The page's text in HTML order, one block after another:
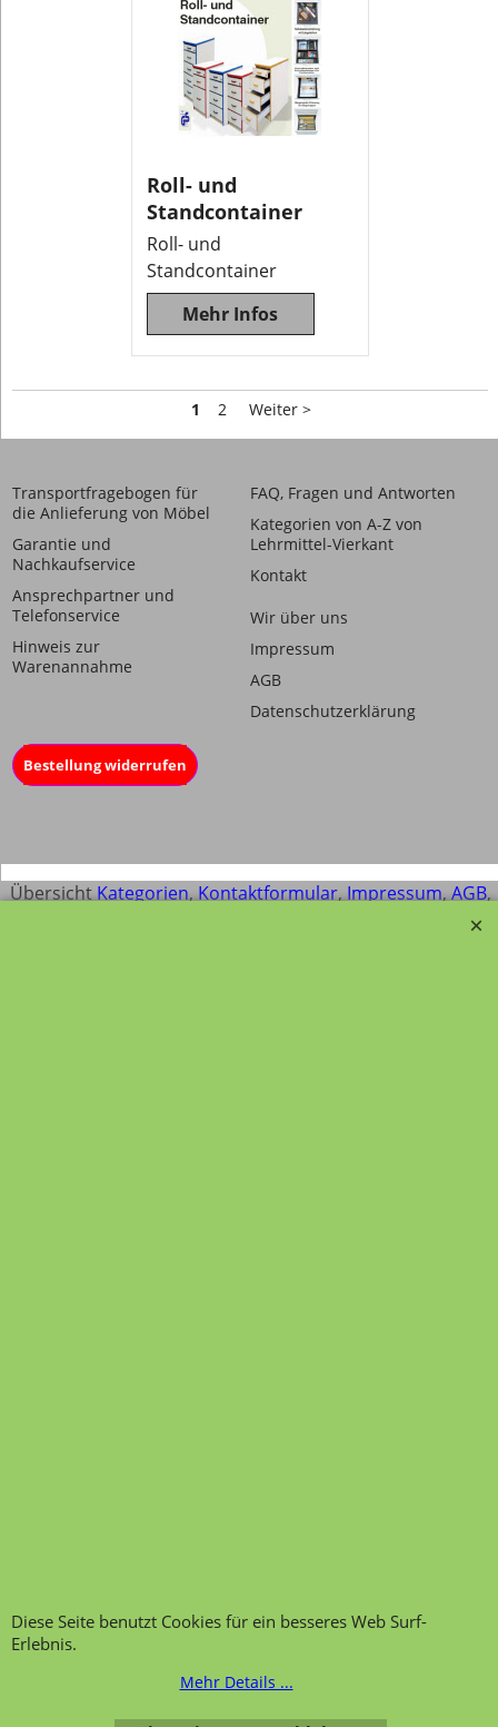
Roll- und
Standcontainer
Roll- und
Standcontainer
Mehr Infos
1 2 Weiter >
Transportfragebogen für
die Anlieferung von Möbel
Garantie und
Nachkaufservice
Ansprechpartner und
Telefonservice
Hinweis zur
Warenannahme
FAQ, Fragen und Antworten
Kategorien von A-Z von
Lehrmittel-Vierkant
Kontakt
Wir über uns
Impressum
AGB
Datenschutzerklärung
Bestellung widerrufen
ÜbersichtKategorien,Kontaktformular,Impressum,AGB,
Diese Seite benutzt Cookies für ein besseres Web Surf-
Erlebnis.
Mehr Details ...